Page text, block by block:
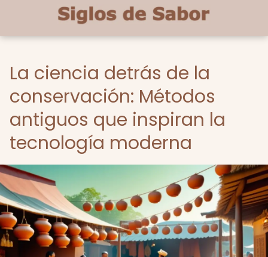
La ciencia detrás de la
conservación: Métodos
antiguos que inspiran la
tecnología moderna